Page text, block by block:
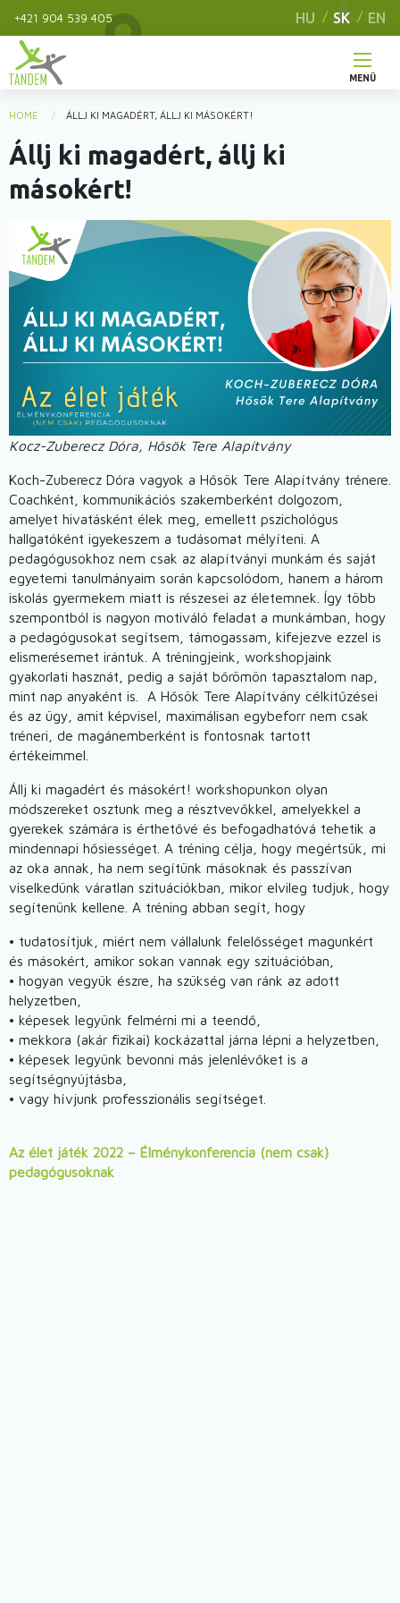
main
content
+421 904 539 405 HU SK EN
Hlavné
menu
MENÜ
You
are
here
HOME ÁLLJ KI MAGADÉRT, ÁLLJ KI MÁSOKÉRT!
Állj ki magadért, állj ki
másokért!
Obrázok
Kocz-Zuberecz Dóra, Hősök Tere Alapítvány
Koch-Zuberecz Dóra vagyok a Hősök Tere Alapítvány trénere.
Coachként, kommunikációs szakemberként dolgozom,
amelyet hivatásként élek meg, emellett pszichológus
hallgatóként igyekeszem a tudásomat mélyíteni. A
pedagógusokhoz nem csak az alapítványi munkám és saját
egyetemi tanulmányaim során kapcsolódom, hanem a három
iskolás gyermekem miatt is részesei az életemnek. Így több
szempontból is nagyon motiváló feladat a munkámban, hogy
a pedagógusokat segítsem, támogassam, kifejezve ezzel is
elismerésemet irántuk. A tréningjeink, workshopjaink
gyakorlati hasznát, pedig a saját bőrömön tapasztalom nap,
mint nap anyaként is. A Hősök Tere Alapítvány célkitűzései
és az ügy, amit képvisel, maximálisan egybeforr nem csak
tréneri, de magánemberként is fontosnak tartott
értékeimmel.
Állj ki magadért és másokért! workshopunkon olyan
módszereket osztunk meg a résztvevőkkel, amelyekkel a
gyerekek számára is érthetővé és befogadhatóvá tehetik a
mindennapi hősiességet. A tréning célja, hogy megértsük, mi
az oka annak, ha nem segítünk másoknak és passzívan
viselkedünk váratlan szituációkban, mikor elvileg tudjuk, hogy
segítenünk kellene. A tréning abban segít, hogy
• tudatosítjuk, miért nem vállalunk felelősséget magunkért
és másokért, amikor sokan vannak egy szituációban,
• hogyan vegyük észre, ha szükség van ránk az adott
helyzetben,
• képesek legyünk felmérni mi a teendő,
• mekkora (akár fizikai) kockázattal járna lépni a helyzetben,
• képesek legyünk bevonni más jelenlévőket is a
segítségnyújtásba,
• vagy hívjunk professzionális segítséget.
Az élet játék 2022 – Élménykonferencia (nem csak)
pedagógusoknak